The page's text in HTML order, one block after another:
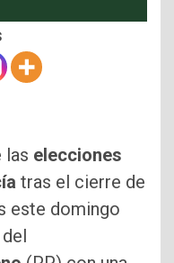
las elecciones
tras el cierre de
este domingo
del